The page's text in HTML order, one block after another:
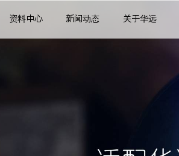
资料中心 新闻动态 关于华远